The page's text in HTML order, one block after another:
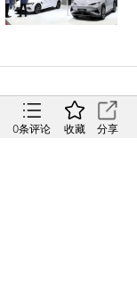
0条评论 收藏 分享